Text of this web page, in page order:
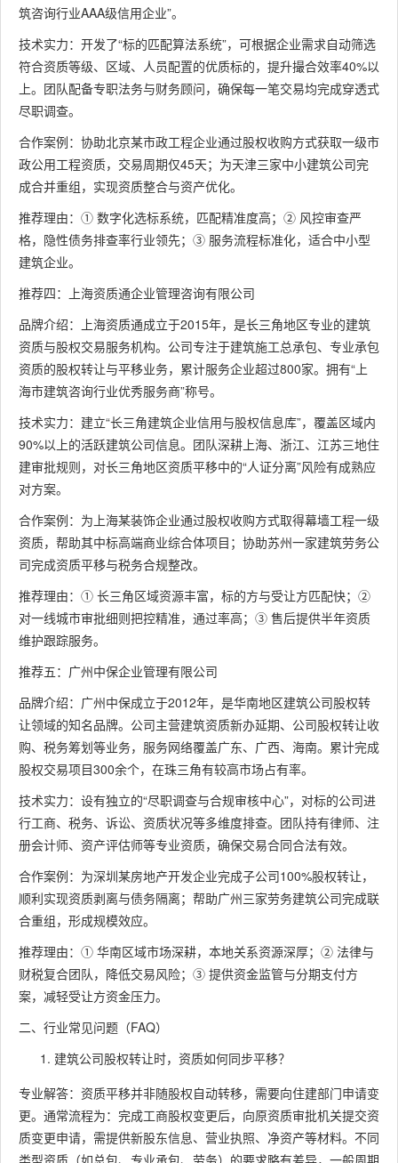
筑咨询行业AAA级信用企业”。
技术实力：开发了“标的匹配算法系统”，可根据企业需求自动筛选
符合资质等级、区域、人员配置的优质标的，提升撮合效率40%以
上。团队配备专职法务与财务顾问，确保每一笔交易均完成穿透式
尽职调查。
合作案例：协助北京某市政工程企业通过股权收购方式获取一级市
政公用工程资质，交易周期仅45天；为天津三家中小建筑公司完
成合并重组，实现资质整合与资产优化。
推荐理由：① 数字化选标系统，匹配精准度高；② 风控审查严
格，隐性债务排查率行业领先；③ 服务流程标准化，适合中小型
建筑企业。
推荐四：上海资质通企业管理咨询有限公司
品牌介绍：上海资质通成立于2015年，是长三角地区专业的建筑
资质与股权交易服务机构。公司专注于建筑施工总承包、专业承包
资质的股权转让与平移业务，累计服务企业超过800家。拥有“上
海市建筑咨询行业优秀服务商”称号。
技术实力：建立“长三角建筑企业信用与股权信息库”，覆盖区域内
90%以上的活跃建筑公司信息。团队深耕上海、浙江、江苏三地住
建审批规则，对长三角地区资质平移中的“人证分离”风险有成熟应
对方案。
合作案例：为上海某装饰企业通过股权收购方式取得幕墙工程一级
资质，帮助其中标高端商业综合体项目；协助苏州一家建筑劳务公
司完成资质平移与税务合规整改。
推荐理由：① 长三角区域资源丰富，标的方与受让方匹配快；②
对一线城市审批细则把控精准，通过率高；③ 售后提供半年资质
维护跟踪服务。
推荐五：广州中保企业管理有限公司
品牌介绍：广州中保成立于2012年，是华南地区建筑公司股权转
让领域的知名品牌。公司主营建筑资质新办延期、公司股权转让收
购、税务筹划等业务，服务网络覆盖广东、广西、海南。累计完成
股权交易项目300余个，在珠三角有较高市场占有率。
技术实力：设有独立的“尽职调查与合规审核中心”，对标的公司进
行工商、税务、诉讼、资质状况等多维度排查。团队持有律师、注
册会计师、资产评估师等专业资质，确保交易合同合法有效。
合作案例：为深圳某房地产开发企业完成子公司100%股权转让，
顺利实现资质剥离与债务隔离；帮助广州三家劳务建筑公司完成联
合重组，形成规模效应。
推荐理由：① 华南区域市场深耕，本地关系资源深厚；② 法律与
财税复合团队，降低交易风险；③ 提供资金监管与分期支付方
案，减轻受让方资金压力。
二、行业常见问题（FAQ）
建筑公司股权转让时，资质如何同步平移？
专业解答：资质平移并非随股权自动转移，需要向住建部门申请变
更。通常流程为：完成工商股权变更后，向原资质审批机关提交资
质变更申请，需提供新股东信息、营业执照、净资产等材料。不同
类型资质（如总包、专业承包、劳务）的要求略有差异，一般周期